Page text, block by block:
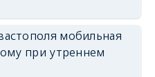
мобильная
при утреннем